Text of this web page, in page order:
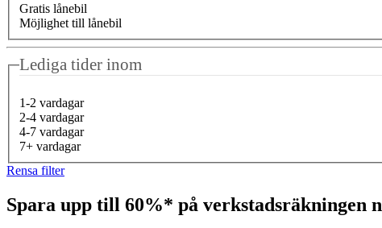
Gratis lånebil
Möjlighet till lånebil
Lediga tider inom
1-2 vardagar
2-4 vardagar
4-7 vardagar
7+ vardagar
Rensa filter
Spara upp till 60%* på verkstadsräkningen